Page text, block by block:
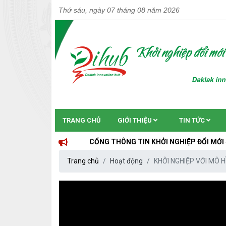
Thứ sáu, ngày 07 tháng 08 năm 2026
TRANG CHỦ GIỚI THIỆU TIN TỨC
CỔNG THÔNG TIN KHỞI NGHIỆP ĐỔI MỚI SÁNG TẠO
Trang chủ Hoạt động KHỞI NGHIỆP VỚI MÔ